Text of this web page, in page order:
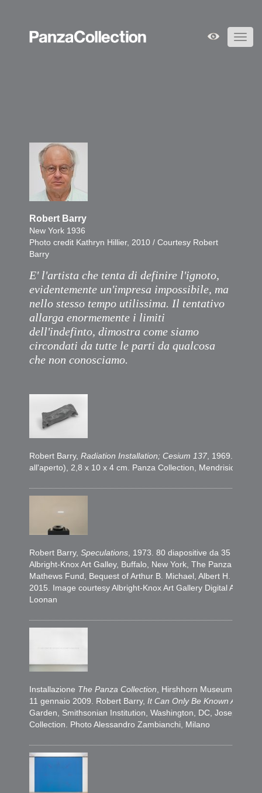
Robert Barry
New York 1936
Photo credit Kathryn Hillier, 2010 / Courtesy Robert
Barry
E' l'artista che tenta di definire l'ignoto,
evidentemente un'impresa impossibile, ma
nello stesso tempo utilissima. Il tentativo
allarga enormemente i limiti
dell'indefinto, dimostra come siamo
circondati da tutte le parti da qualcosa
che non conosciamo.
Robert Barry, Radiation Installation; Cesium 137 , 1969.
all'aperto), 2,8 x 10 x 4 cm. Panza Collection, Mendrisio.
Robert Barry​, Speculations , 1973. 80 diapositive da 35 mm e
Albright-Knox Art Galley, Buffalo, New York, The Panza
Mathews Fund, Bequest of Arthur B. Michael, Albert H. Tracy
2015. Image courtesy Albright-Knox Art Gallery Digital Assets
Loonan
Installazione The Panza Collection , Hirshhorn Museum and
11 gennaio 2009. Robert Barry, It Can Only Be Known As
Garden, Smithsonian Institution, Washington, DC, Joseph H.
Collection. Photo Alessandro Zambianchi, Milano